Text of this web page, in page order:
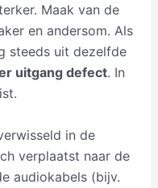
Maak van de
en andersom. Als
steeds uit dezelfde
uitgang defect. In
in de
verplaatst naar de
audiokabels (bijv.